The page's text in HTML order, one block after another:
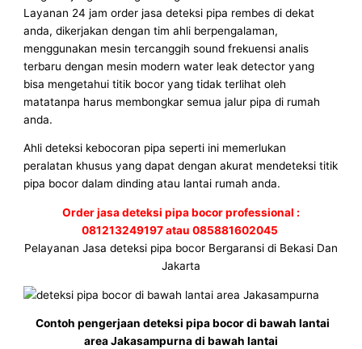
Layanan 24 jam order jasa deteksi pipa rembes di dekat
anda, dikerjakan dengan tim ahli berpengalaman,
menggunakan mesin tercanggih sound frekuensi analis
terbaru dengan mesin modern water leak detector yang
bisa mengetahui titik bocor yang tidak terlihat oleh
matatanpa harus membongkar semua jalur pipa di rumah
anda.
Ahli deteksi kebocoran pipa seperti ini memerlukan
peralatan khusus yang dapat dengan akurat mendeteksi titik
pipa bocor dalam dinding atau lantai rumah anda.
Order jasa deteksi pipa bocor professional :
081213249197 atau 085881602045
Pelayanan Jasa deteksi pipa bocor Bergaransi di Bekasi Dan
Jakarta
Contoh pengerjaan deteksi pipa bocor di bawah lantai
area Jakasampurna di bawah lantai